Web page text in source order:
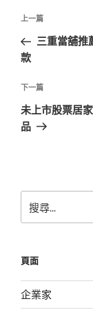
文
導
覽
上
一
篇
章
上一篇
三重當舖推
款
下
一
篇
下一篇
未上市股票居
品
尋
字:
頁面
企業家